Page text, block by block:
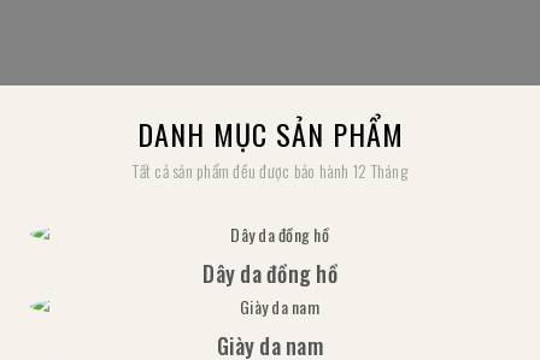
Sứ giả da nguyên tấm của chúng tôi bền, đẹp
DANH MỤC SẢN PHẨM
Tất cả sản phẩm đều được bảo hành 12 Tháng
Dây da đồng hồ
Giày da nam